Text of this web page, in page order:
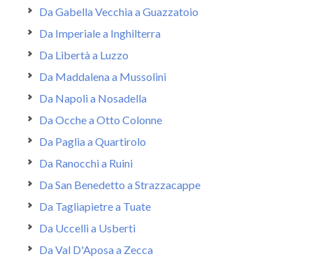
Da Gabella Vecchia a Guazzatoio
Da Imperiale a Inghilterra
Da Libertà a Luzzo
Da Maddalena a Mussolini
Da Napoli a Nosadella
Da Ocche a Otto Colonne
Da Paglia a Quartirolo
Da Ranocchi a Ruini
Da San Benedetto a Strazzacappe
Da Tagliapietre a Tuate
Da Uccelli a Usberti
Da Val D'Aposa a Zecca